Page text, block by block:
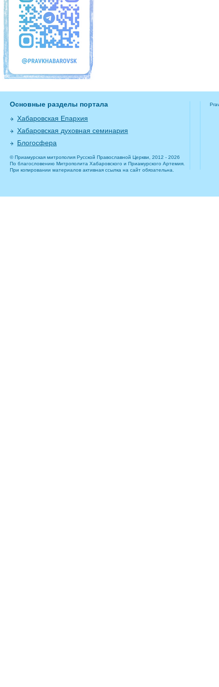
Основные разделы портала
Хабаровская Епархия
Хабаровская духовная семинария
Блогосфера
© Приамурская митрополия Русской Православной Церкви, 2012 - 2026
По благословению Митрополита Хабаровского и Приамурского Артемия.
При копировании материалов активная ссылка на сайт обязательна.